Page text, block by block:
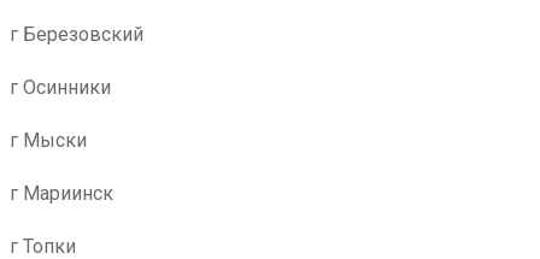
г Березовский
г Осинники
г Мыски
г Мариинск
г Топки